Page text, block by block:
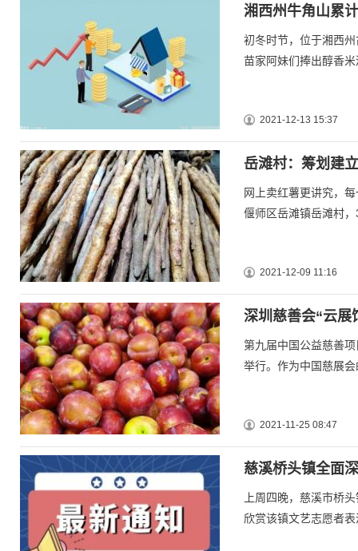
湘西州牛角山累
初冬时节，位于湘西
苗家阿妹们捧出醇香
2021-12-13 15:37
岳滩村：筹划建
网上卖红薯更讲究，
偃师区岳滩镇岳滩村
2021-12-09 11:16
深圳慈善会“云展
第九届中国公益慈善
举行。作为中国慈展
2021-11-25 08:47
慈溪桥头镇全面
上周四晚，慈溪市桥
欣赏该镇文艺志愿者